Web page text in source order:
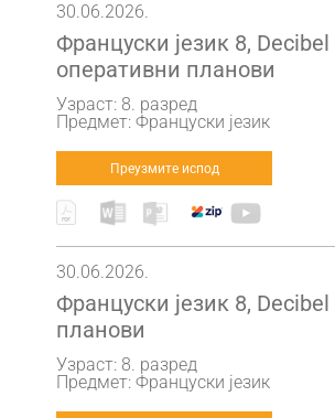
30.06.2026.
Француски језик 8, Decibel
оперативни планови
Узраст: 8. разред
Предмет: Француски језик
Преузмите испод
30.06.2026.
Француски језик 8,
планови
Узраст: 8. разред
Предмет: Француски језик